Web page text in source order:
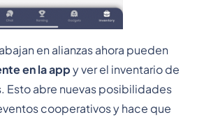
en alianzas ahora pueden
en la appy ver el inventario de
Esto abre nuevas posibilidades
cooperativos y hace que